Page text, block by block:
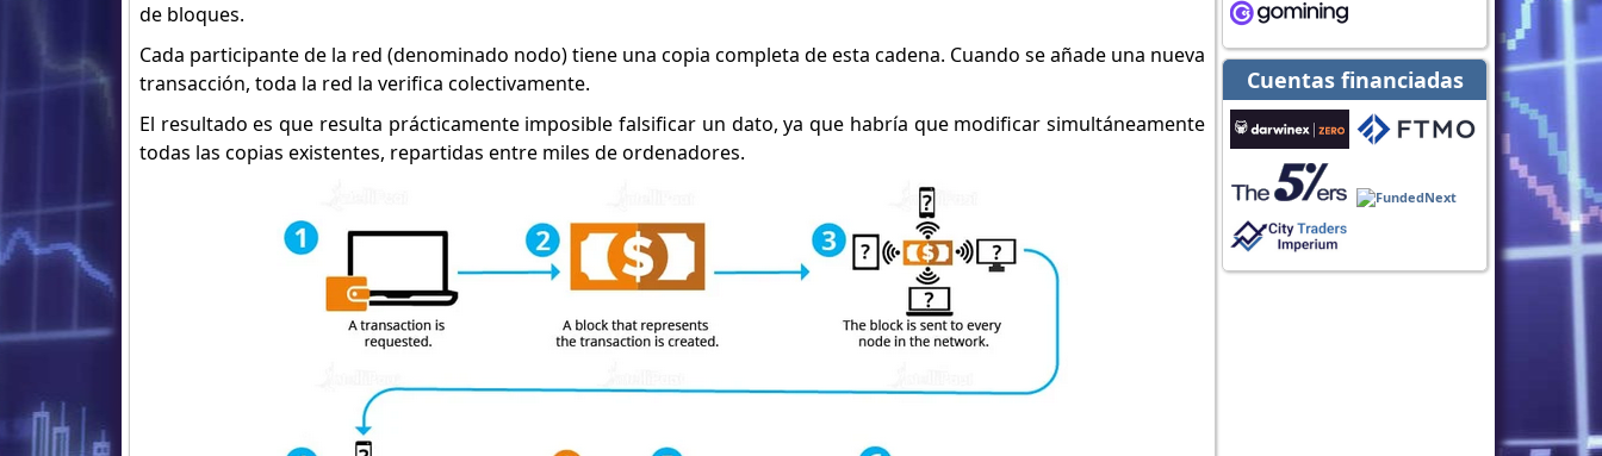
Cuentas financiadas
de bloques.
Cada participante de la red (denominado nodo) tiene una copia completa de esta cadena. Cuando se añade una nueva
transacción, toda la red la verifica colectivamente.
El resultado es que resulta prácticamente imposible falsificar un dato, ya que habría que modificar simultáneamente
todas las copias existentes, repartidas entre miles de ordenadores.